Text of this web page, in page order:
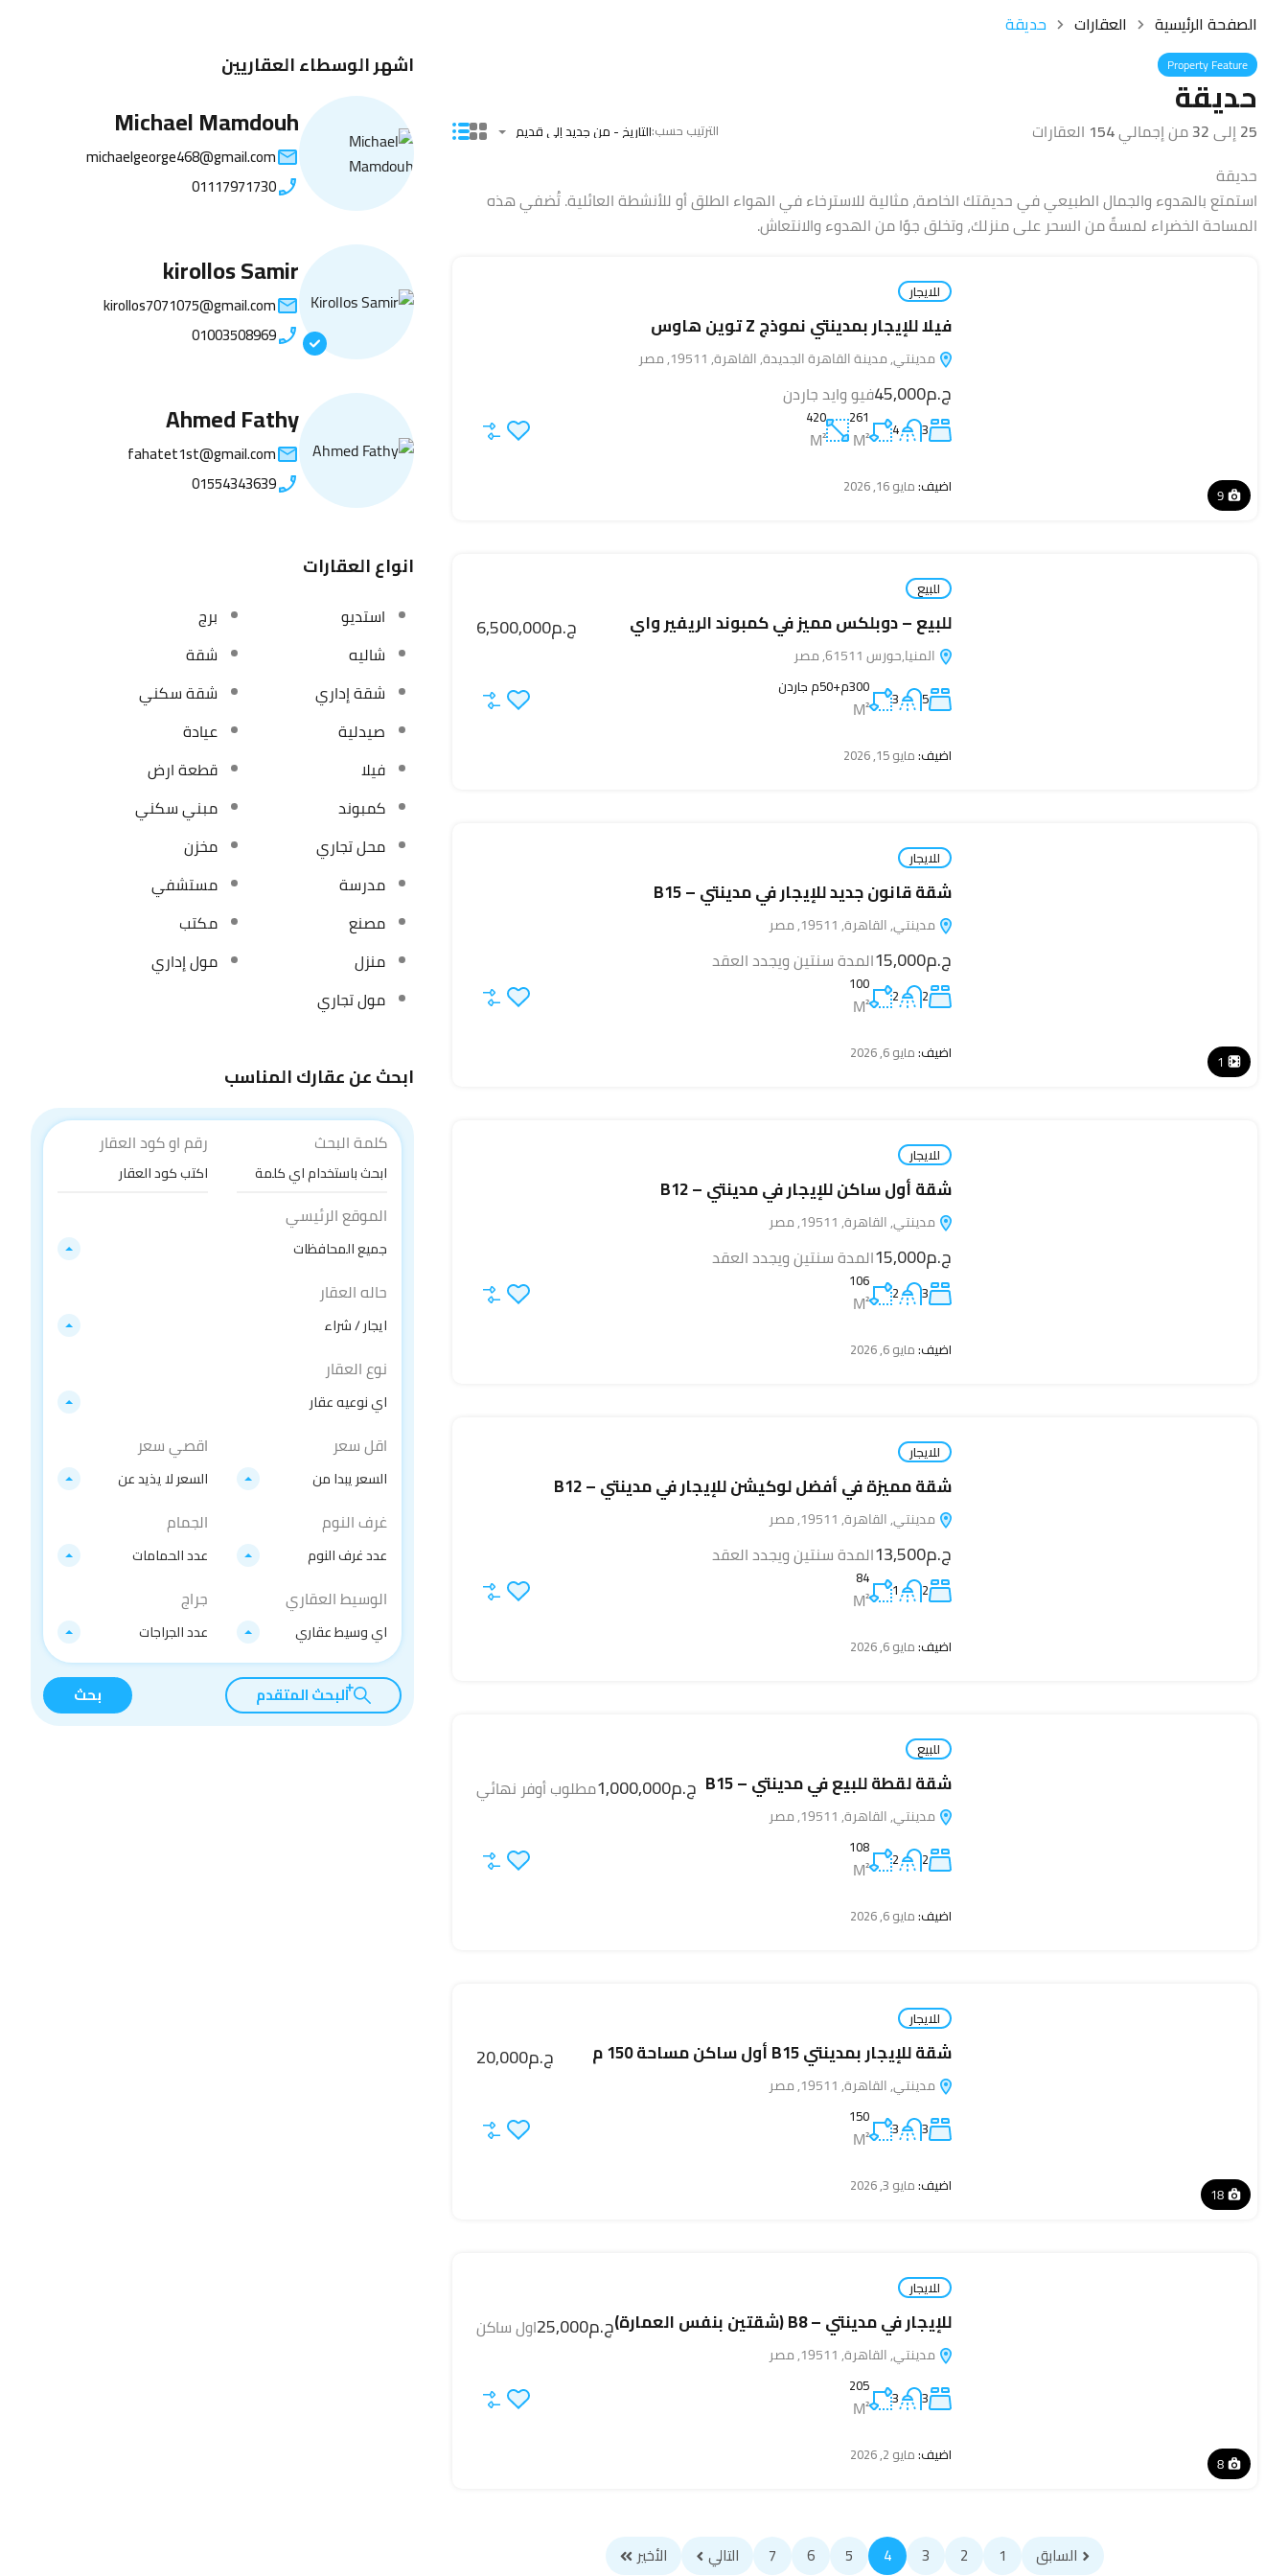
الصفحة الرئيسية العقارات حديقة
Property Feature
حديقة
25إلى32من إجمالي154 العقارات الترتيب حسب:التاريخ - من جديد إلى قديم
حديقة
استمتع بالهدوء والجمال الطبيعي في حديقتك الخاصة، مثالية للاسترخاء في الهواء الطلق أو للأنشطة العائلية. تُضفي هذه
المساحة الخضراء لمسةً من السحر على منزلك، وتخلق جوًا من الهدوء والانتعاش.
9
للايجار
فيلا للإيجار بمدينتي نموذج Z توين هاوس
مدينتي, مدينة القاهرة الجديدة, القاهرة, 19511, مصر
ج.م45,000 فيو وايد جاردن
3
4
261
M²
420
M²
اضيف:مايو 16, 2026
للبيع
للبيع – دوبلكس مميز في كمبوند الريفير واي
المنيا,حورس 61511, مصر
ج.م6,500,000
5
3
300م+50م جاردن
M²
اضيف:مايو 15, 2026
1
للايجار
شقة قانون جديد للإيجار في مدينتي – B15
مدينتي, القاهرة, 19511, مصر
ج.م15,000 المدة سنتين ويجدد العقد
2
2
100
M²
اضيف:مايو 6, 2026
للايجار
شقة أول ساكن للإيجار في مدينتي – B12
مدينتي, القاهرة, 19511, مصر
ج.م15,000 المدة سنتين ويجدد العقد
3
2
106
M²
اضيف:مايو 6, 2026
للايجار
شقة مميزة في أفضل لوكيشن للإيجار في مدينتي – B12
مدينتي, القاهرة, 19511, مصر
ج.م13,500 المدة سنتين ويجدد العقد
2
1
84
M²
اضيف:مايو 6, 2026
للبيع
شقة لقطة للبيع في مدينتي – B15
مدينتي, القاهرة, 19511, مصر
ج.م1,000,000 مطلوب أوفر نهائي
2
2
108
M²
اضيف:مايو 6, 2026
18
للايجار
شقة للإيجار بمدينتي B15 أول ساكن مساحة 150 م
مدينتي, القاهرة, 19511, مصر
ج.م20,000
3
3
150
M²
اضيف:مايو 3, 2026
8
للايجار
للإيجار في مدينتي – B8 (شقتين بنفس العمارة)
مدينتي, القاهرة, 19511, مصر
ج.م25,000 اول ساكن
3
3
205
M²
اضيف:مايو 2, 2026
السابق 1
2
3
4
5
6
7 التالي الأخير
اشهر الوسطاء العقاريين
Michael Mamdouh
michaelgeorge468@gmail.com
01117971730
kirollos Samir
kirollos7071075@gmail.com
01003508969
Ahmed Fathy
fahatet1st@gmail.com
01554343639
انواع العقارات
استديو
برج
شاليه
شقة
شقة إداري
شقة سكني
صيدلية
عيادة
فيلا
قطعة ارض
كمبوند
مبني سكني
محل تجاري
مخزن
مدرسة
مستشفي
مصنع
مكتب
منزل
مول إداري
مول تجاري
ابحث عن عقارك المناسب
كلمة البحث رقم او كود العقار
الموقع الرئيسي
جميع المحافظات
حاله العقار
ايجار / شراء
نوع العقار
اي نوعيه عقار
اقل سعر
السعر يبدا من
اقصي سعر
السعر لا يذيد عن
غرف النوم
عدد غرف النوم
الجمام
عدد الحمامات
الوسيط العقاري
اي وسيط عقاري
جراج
عدد الجراجات
البحث المتقدم بحث